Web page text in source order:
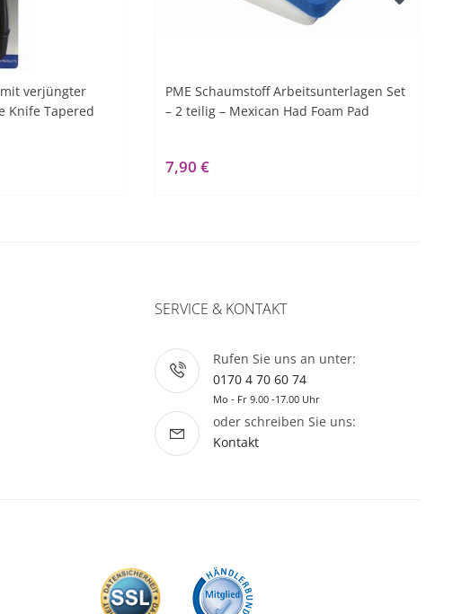
mit verjüngter
Knife Tapered
PME Schaumstoff Arbeitsunterlagen Set
– 2 teilig – Mexican Had Foam Pad
7,90 €
SERVICE & KONTAKT
Rufen Sie uns an unter:
0170 4 70 60 74
Mo - Fr 9.00 -17.00 Uhr
oder schreiben Sie uns:
Kontakt